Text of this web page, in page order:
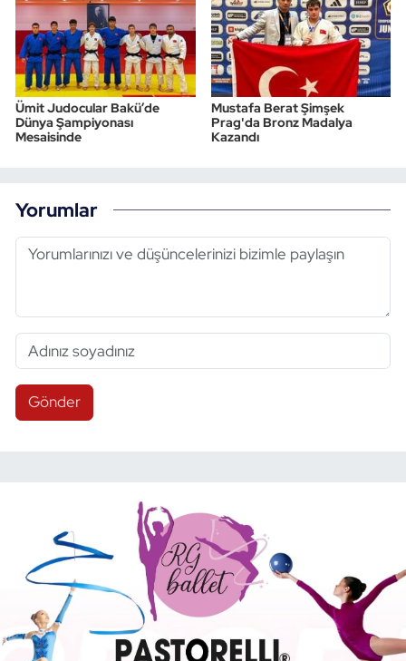
Ümit Judocular Bakü’de
Dünya Şampiyonası
Mesaisinde
Mustafa Berat Şimşek
Prag'da Bronz Madalya
Kazandı
Yorumlar
Gönder